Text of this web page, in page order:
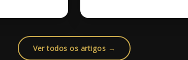
Ver todos os artigos →